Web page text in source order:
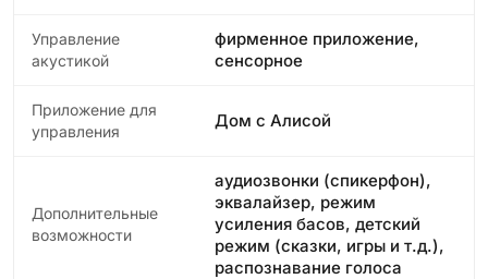
Управление
акустикой
фирменное приложение,
сенсорное
Приложение для
управления
Дом с Алисой
Дополнительные
возможности
аудиозвонки (спикерфон),
эквалайзер, режим
усиления басов, детский
режим (сказки, игры и т.д.),
распознавание голоса